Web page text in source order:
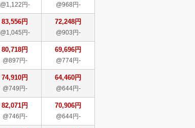
@1,122円- @968円-
83,556円
@1,045円-
72,248円
@903円-
80,718円
@897円-
69,696円
@774円-
74,910円
@749円-
64,460円
@644円-
82,071円
@746円-
70,906円
@644円-